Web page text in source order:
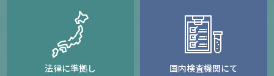
法律に準拠し
国内検査機関にて